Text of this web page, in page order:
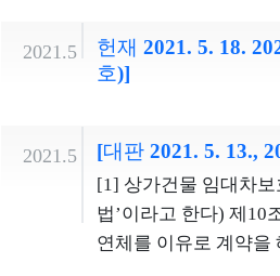
연령기준을 달리 정할
상조항이 우리나라 국
및 경험을 쌓은 자로
담당하도록 정한 것은
의 것으로 자의적인 차
판관 이석태, 재판관
람이 재산권을 행사할
으로 예견되는 등으로
어져야 한다. 그리고
신에게 주어진 임무를
작위로 인해 손해가
을 인식하였어야 한다.
라기보다는 교사의 직
등학교의 교육목표를
인 부담이나 제한을 받
헌법상 보장된 기본권
기 어려워 기본권침해
니한다. 3.일반 국민은
의 직접성 요건을 갖
열람기간제한 조항이
람기간을 3월간으로
키고, 선거관리위원회
보관하면서 열람을 허
부담을 줄이기 위한
하며, 위 입법목적을
2021.5
헌재 2021. 5. 18.
호)]
2021.5 [대판 2021. 5. 13.,
[1] 상가건물 임대차
법’이라고 한다) 제10
연체를 이유로 계약을